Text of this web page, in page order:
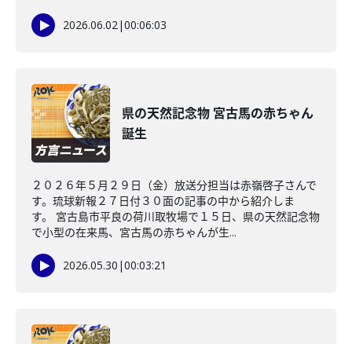
2026.06.02|00:06:03
県の天然記念物 宮古馬の赤ちゃん
誕生
２０２６年５月２９日（金）放送分担当は赤嶺啓子さんで
す。琉球新報２７日付３０面の記事の中から紹介しま
す。 宮古島市平良の荷川取牧場で１５日、県の天然記念物
で小型の在来馬、宮古馬の赤ちゃんが生...
2026.05.30 |00:03:21